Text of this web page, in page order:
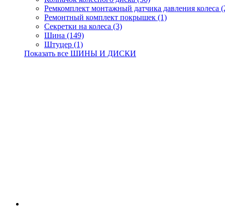
Ремкомплект монтажный датчика давления колеса
Ремонтный комплект покрышек (1)
Секретки на колеса (3)
Шина (149)
Штуцер (1)
Показать все ШИНЫ И ДИСКИ